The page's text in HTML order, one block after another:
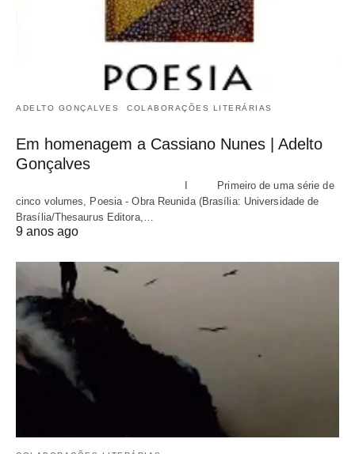
ADELTO GONÇALVES COLABORAÇÕES LITERÁRIAS
Em homenagem a Cassiano Nunes | Adelto
Gonçalves
I Primeiro de uma série de
cinco volumes, Poesia - Obra Reunida (Brasília: Universidade de
Brasília/Thesaurus Editora,…
9 anos ago